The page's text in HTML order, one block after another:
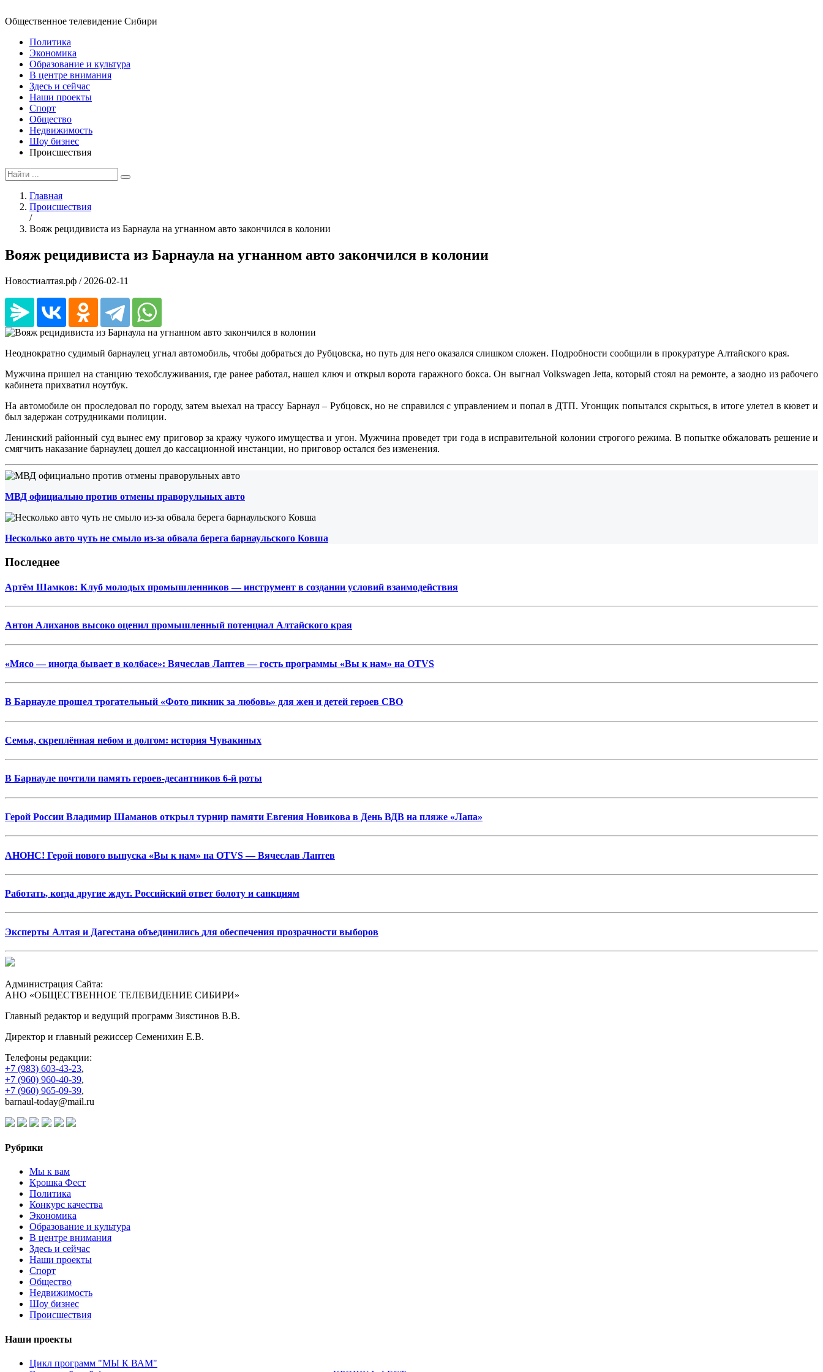
Общественное телевидение Сибири
Политика
Экономика
Образование и культура
В центре внимания
Здесь и сейчас
Наши проекты
Спорт
Общество
Недвижимость
Шоу бизнес
Происшествия
Главная
Происшествия
/
Вояж рецидивиста из Барнаула на угнанном авто закончился в колонии
Вояж рецидивиста из Барнаула на угнанном авто закончился в колонии
Новостиалтая.рф / 2026-02-11
Неоднократно судимый барнаулец угнал автомобиль, чтобы добраться до Рубцовска, но путь для него оказался слишком сложен. Подробности сообщили в прокуратуре Алтайского края.
Мужчина пришел на станцию техобслуживания, где ранее работал, нашел ключ и открыл ворота гаражного бокса. Он выгнал Volkswagen Jetta, который стоял на ремонте, а заодно из рабочего
кабинета прихватил ноутбук.
На автомобиле он проследовал по городу, затем выехал на трассу Барнаул – Рубцовск, но не справился с управлением и попал в ДТП. Угонщик попытался скрыться, в итоге улетел в кювет и
был задержан сотрудниками полиции.
Ленинский районный суд вынес ему приговор за кражу чужого имущества и угон. Мужчина проведет три года в исправительной колонии строгого режима. В попытке обжаловать решение и
смягчить наказание барнаулец дошел до кассационной инстанции, но приговор остался без изменения.
МВД официально против отмены праворульных авто
Несколько авто чуть не смыло из-за обвала берега барнаульского Ковша
Последнее
Артём Шамков: Клуб молодых промышленников — инструмент в создании условий взаимодействия
Антон Алиханов высоко оценил промышленный потенциал Алтайского края
«Мясо — иногда бывает в колбасе»: Вячеслав Лаптев — гость программы «Вы к нам» на OTVS
В Барнауле прошел трогательный «Фото пикник за любовь» для жен и детей героев СВО
Семья, скреплённая небом и долгом: история Чувакиных
В Барнауле почтили память героев-десантников 6-й роты
Герой России Владимир Шаманов открыл турнир памяти Евгения Новикова в День ВДВ на пляже «Лапа»
АНОНС! Герой нового выпуска «Вы к нам» на OTVS — Вячеслав Лаптев
Работать, когда другие ждут. Российский ответ болоту и санкциям
Эксперты Алтая и Дагестана объединились для обеспечения прозрачности выборов
Администрация Сайта:
АНО «ОБЩЕСТВЕННОЕ ТЕЛЕВИДЕНИЕ СИБИРИ»
Главный редактор и ведущий программ Зиястинов В.В.
Директор и главный режиссер Семенихин Е.В.
Телефоны редакции:
+7 (983) 603-43-23,
+7 (960) 960-40-39,
+7 (960) 965-09-39,
barnaul-today@mail.ru
Рубрики
Мы к вам
Крошка Фест
Политика
Конкурс качества
Экономика
Образование и культура
В центре внимания
Здесь и сейчас
Наши проекты
Спорт
Общество
Недвижимость
Шоу бизнес
Происшествия
Наши проекты
Цикл программ "МЫ К ВАМ"